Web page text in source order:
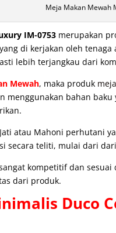
Meja Makan Mewah
IM-0753 merupakan
di kerjakan oleh
lebih terjangkau dari
Mewah, maka produk
menggunakan bahan
atau Mahoni perhutani
secara teliti, mulai dari
kompetitif dan
dari produk.
Duco